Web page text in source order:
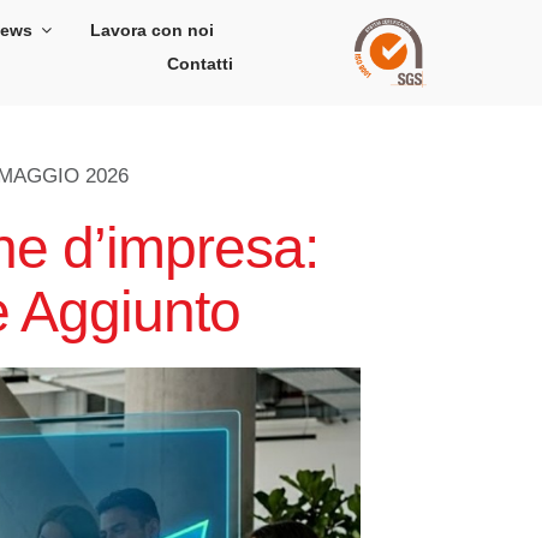
Lavora con noi
Contatti
2026
d’impresa:
Aggiunto